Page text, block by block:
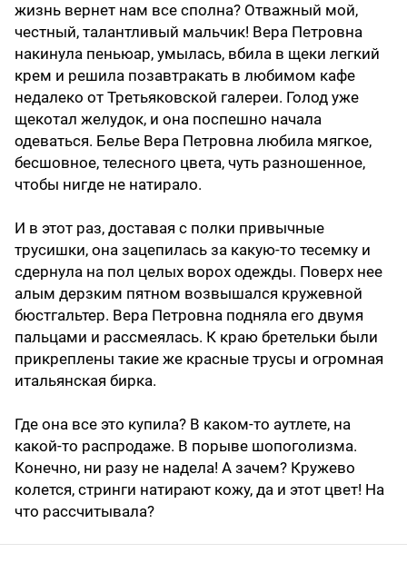
жизнь вернет нам все сполна? Отважный мой,
честный, талантливый мальчик! Вера Петровна
накинула пеньюар, умылась, вбила в щеки легкий
крем и решила позавтракать в любимом кафе
недалеко от Третьяковской галереи. Голод уже
щекотал желудок, и она поспешно начала
одеваться. Белье Вера Петровна любила мягкое,
бесшовное, телесного цвета, чуть разношенное,
чтобы нигде не натирало.
И в этот раз, доставая с полки привычные
трусишки, она зацепилась за какую-то тесемку и
сдернула на пол целых ворох одежды. Поверх нее
алым дерзким пятном возвышался кружевной
бюстгальтер. Вера Петровна подняла его двумя
пальцами и рассмеялась. К краю бретельки были
прикреплены такие же красные трусы и огромная
итальянская бирка.
Где она все это купила? В каком-то аутлете, на
какой-то распродаже. В порыве шопоголизма.
Конечно, ни разу не надела! А зачем? Кружево
колется, стринги натирают кожу, да и этот цвет! На
что рассчитывала?